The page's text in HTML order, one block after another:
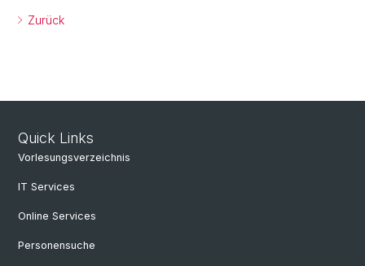
Zurück
Quick Links
Vorlesungsverzeichnis
IT Services
Online Services
Personensuche